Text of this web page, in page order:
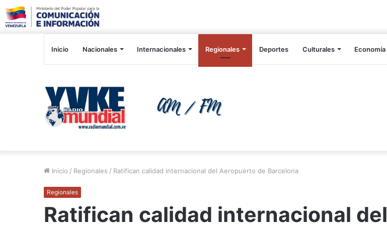
Inicio Nacionales Internacionales Regionales Deportes Culturales Economía
Inicio / Regionales / Ratifican calidad internacional del Aeropuerto de Barcelona
Regionales
Ratifican calidad internacional del